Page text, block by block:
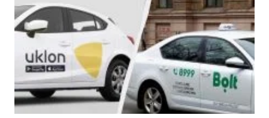
Спорт Наука
Техно і зв'язок Лайт
Зброя Інциденти
Здоров'я Туризм